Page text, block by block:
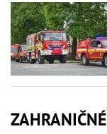
ZAHRANIČNÉ